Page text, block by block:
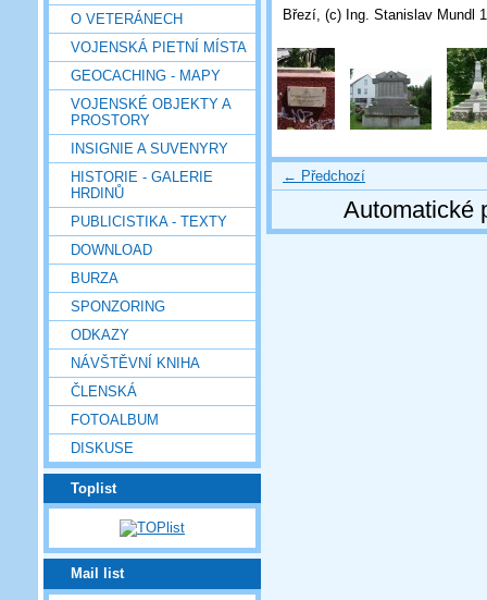
O VETERÁNECH
VOJENSKÁ PIETNÍ MÍSTA
GEOCACHING - MAPY
VOJENSKÉ OBJEKTY A
PROSTORY
INSIGNIE A SUVENYRY
HISTORIE - GALERIE
HRDINŮ
PUBLICISTIKA - TEXTY
DOWNLOAD
BURZA
SPONZORING
ODKAZY
NÁVŠTĚVNÍ KNIHA
ČLENSKÁ
FOTOALBUM
DISKUSE
Toplist
Mail list
Březí, (c) Ing. Stanislav Mundl
← Předchozí
Automatické